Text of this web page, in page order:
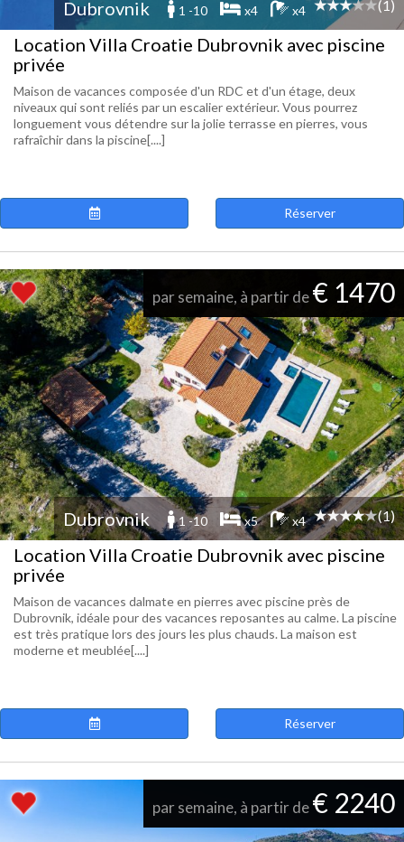
Dubrovnik 1 -10 x4 x4 (1)
Location Villa Croatie Dubrovnik avec piscine
privée
Maison de vacances composée d'un RDC et d'un étage, deux
niveaux qui sont reliés par un escalier extérieur. Vous pourrez
longuement vous détendre sur la jolie terrasse en pierres, vous
rafraîchir dans la piscine[....]
Réserver
par semaine, à partir de€ 1470
Dubrovnik 1 -10 x5 x4 (1)
Location Villa Croatie Dubrovnik avec piscine
privée
Maison de vacances dalmate en pierres avec piscine près de
Dubrovnik, idéale pour des vacances reposantes au calme. La piscine
est très pratique lors des jours les plus chauds. La maison est
moderne et meublée[....]
Réserver
par semaine, à partir de€ 2240